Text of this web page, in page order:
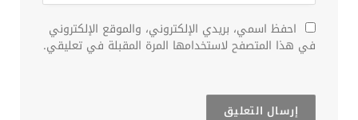
احفظ اسمي، بريدي الإلكتروني، والموقع الإلكتروني
في هذا المتصفح لاستخدامها المرة المقبلة في تعليقي.